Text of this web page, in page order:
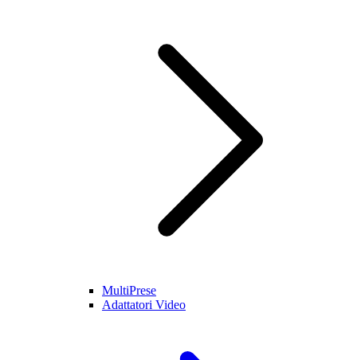
MultiPrese
Adattatori Video